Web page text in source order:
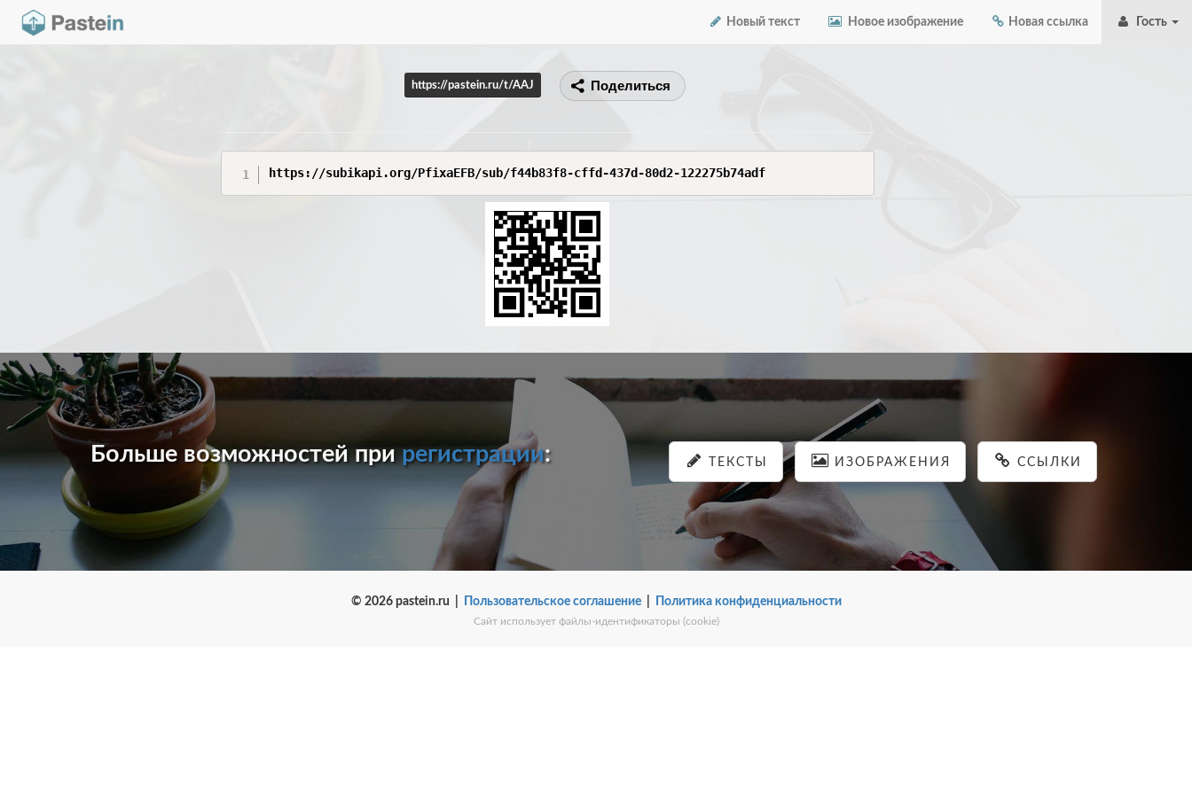
Новый текст Новое изображение Новая ссылка Гость
https://pastein.ru/t/AAJ Поделиться
https://subikapi.org/PfixaEFB/sub/f44b83f8-cffd-437d-80d2-122275b74adf
Больше возможностей прирегистрации: ТЕКСТЫ ИЗОБРАЖЕНИЯ ССЫЛКИ
© 2026 pastein.ru | Пользовательское соглашение| Политика конфиденциальности
Сайт использует файлы-идентификаторы (cookie)